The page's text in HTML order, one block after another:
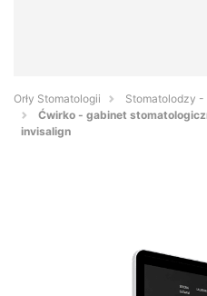
Orły Stomatologii
Stomatolodzy -
Ćwirko - gabinet
invisalign